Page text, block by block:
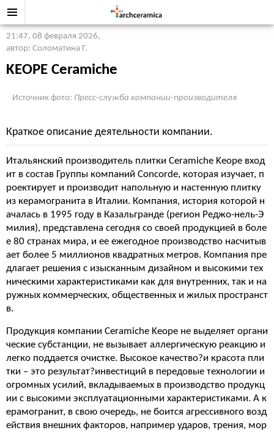
21:47, 08 февраля 2026,
автор: Соломатина Г.
KEOPE Ceramiche
Источник фото: Пресс-служба компании-производителя
Краткое описание деятельности компании.
Итальянский производитель плитки Ceramiche Keope вход
ит в состав Группы компаний Concorde, которая изучает, п
роектирует и производит напольную и настенную плитку
из керамогранита в Италии. Компания, история которой н
ачалась в 1995 году в Казальгранде (регион Реджо-нель-Э
милия), представлена сегодня со своей продукцией в боле
е 80 странах мира, и ее ежегодное производство насчитыв
ает более 5 миллионов квадратных метров. Компания пре
длагает решения с изысканным дизайном и высокими тех
ническими характеристиками как для внутренних, так и на
ружных коммерческих, общественных и жилых пространст
в.
Продукция компании Ceramiche Keope не выделяет органи
ческие субстанции, не вызывает аллергическую реакцию и
легко поддается очистке. Высокое качество?и красота пли
тки – это результат?инвестиций в передовые технологии и
огромных усилий, вкладываемых в производство продукц
ии с высокими эксплуатационными характеристиками. А к
ерамогранит, в свою очередь, не боится агрессивного возд
ействия внешних факторов, например ударов, трения, мор